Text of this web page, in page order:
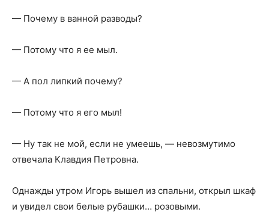
— Почему в ванной разводы?
— Потому что я ее мыл.
— А пол липкий почему?
— Потому что я его мыл!
— Ну так не мой, если не умеешь, — невозмутимо
отвечала Клавдия Петровна.
Однажды утром Игорь вышел из спальни, открыл шкаф
и увидел свои белые рубашки… розовыми.